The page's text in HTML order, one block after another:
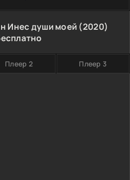
Инес души моей (2020)
Плеер 2 Плеер 3